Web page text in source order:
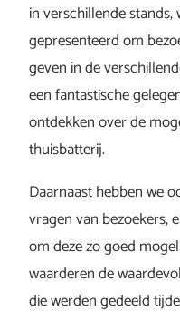
in verschillende
gepresenteerd om
geven in de
een fantastische
ontdekken over de
thuisbatterij.
Daarnaast hebben we
vragen van bezoekers,
om deze zo goed
waarderen de
die werden gedeeld